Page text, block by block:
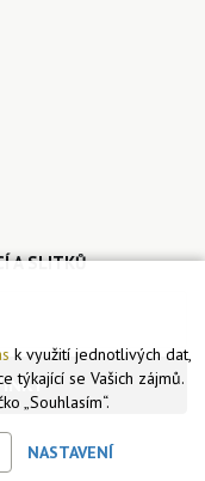
A SLITKŮ
k využití jednotlivých dat,
týkající se Vašich zájmů.
„Souhlasím“.
NASTAVENÍ